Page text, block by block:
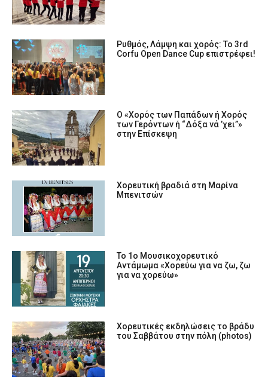
Ρυθμός, Λάμψη και χορός: Το 3rd
Corfu Open Dance Cup επιστρέφει!
Ο «Χορός των Παπάδων ή Χορός
των Γερόντων ή “Δόξα νά ’χει”»
στην Επίσκεψη
Χορευτική βραδιά στη Μαρίνα
Μπενιτσών
Το 1ο Μουσικοχορευτικό
Αντάμωμα «Χορεύω για να ζω, ζω
για να χορεύω»
Χορευτικές εκδηλώσεις το βράδυ
του Σαββάτου στην πόλη (photos)